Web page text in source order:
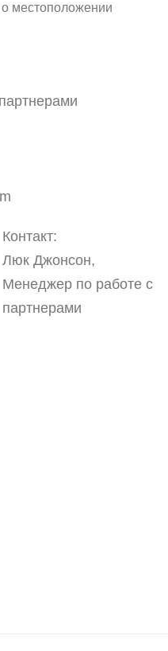
местоположении
Контакт:
Люк Джонсон,
Менеджер по работе с
партнерами